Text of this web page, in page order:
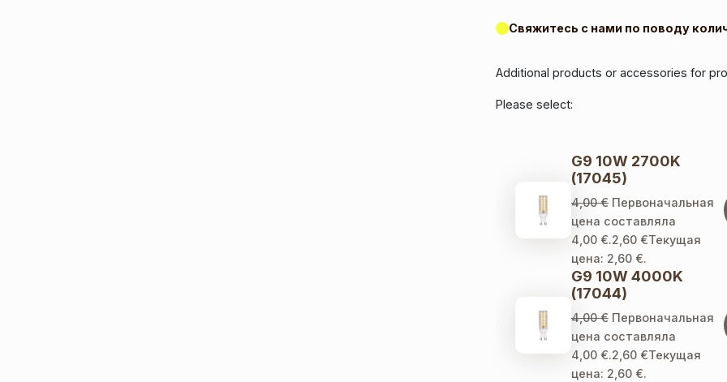
Свяжитесь с нами по поводу
Additional products or accessories for
Please select:
G9 10W 2700K
(17045)
4,00€ Первоначальная
цена составляла
4,00 €.2,60 €Текущая
цена: 2,60 €.
G9 10W 4000K
(17044)
4,00€ Первоначальная
цена составляла
4,00 €.2,60 €Текущая
цена: 2,60 €.